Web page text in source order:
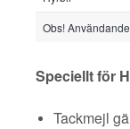
Obs!
Speciellt för
Tackmejl